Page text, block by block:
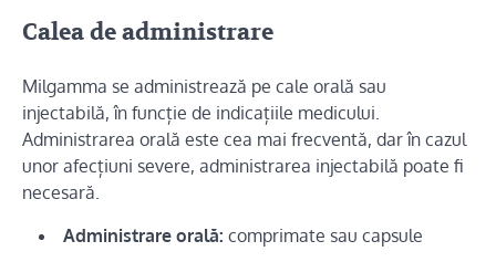
Calea de administrare
Milgamma se administrează pe cale orală sau
injectabilă, în funcție de indicațiile medicului.
Administrarea orală este cea mai frecventă, dar în cazul
unor afecțiuni severe, administrarea injectabilă poate fi
necesară.
Administrare orală: comprimate sau capsule